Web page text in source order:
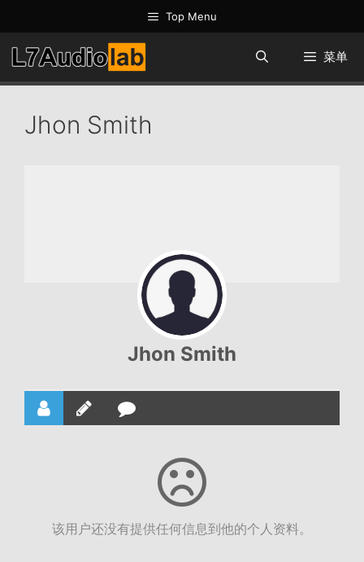
至
内
容
Top Menu
菜单
Jhon Smith
Jhon Smith
该用户还没有提供任何信息到他的个人资料。